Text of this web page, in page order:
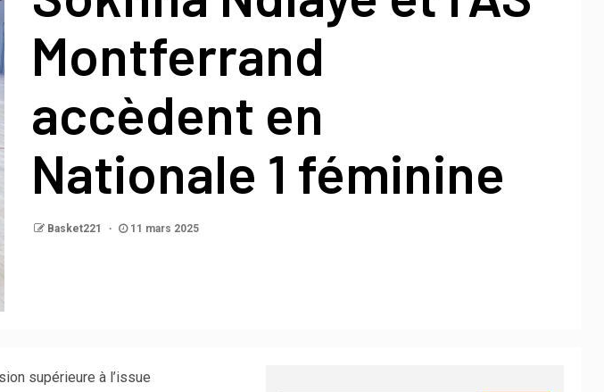
Montferrand
accèdent en
Nationale 1 féminine
Basket221 11 mars 2025
supérieure à l’issue